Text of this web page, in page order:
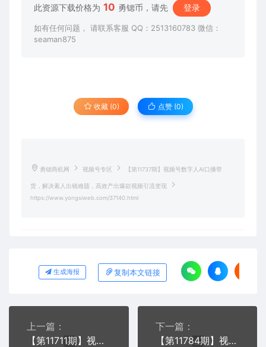
此资源下载价格为 10 勇锶币，请先 登录
如有任何问题， 请联系客服 QQ：2513160783 微信：
seaman875
收藏 (0) 点赞 (0)
勇锶商机网 视频号专区 【第11737期】视频号数字人AI口播带
货，解决素人出镜难题，高效产出爆款视频引流变现
https://www.yongsiweb.com/37140.html
生成海报 复制本文链接
上一篇：
【第11711期】视频号运营全攻略，从定位到成交一站式学习，视频号核心秘诀
下一篇：
【第11784期】视频号+直播间运营教程：作品创作、直播设置与数据分析一网打尽